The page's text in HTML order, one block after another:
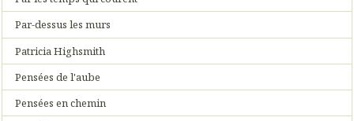
Par-dessus les murs
Patricia Highsmith
Pensées de l'aube
Pensées en chemin